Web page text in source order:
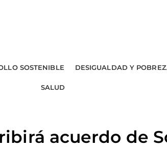
SOSTENIBLE DESIGUALDAD Y
SALUD
acuerdo de